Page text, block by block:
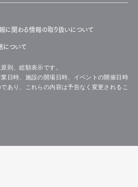
に関わる情報の取り扱いについて
について
則、総額表示です。
日時、施設の開場日時、イベントの開催日時
あり、これらの内容は予告なく変更されるこ